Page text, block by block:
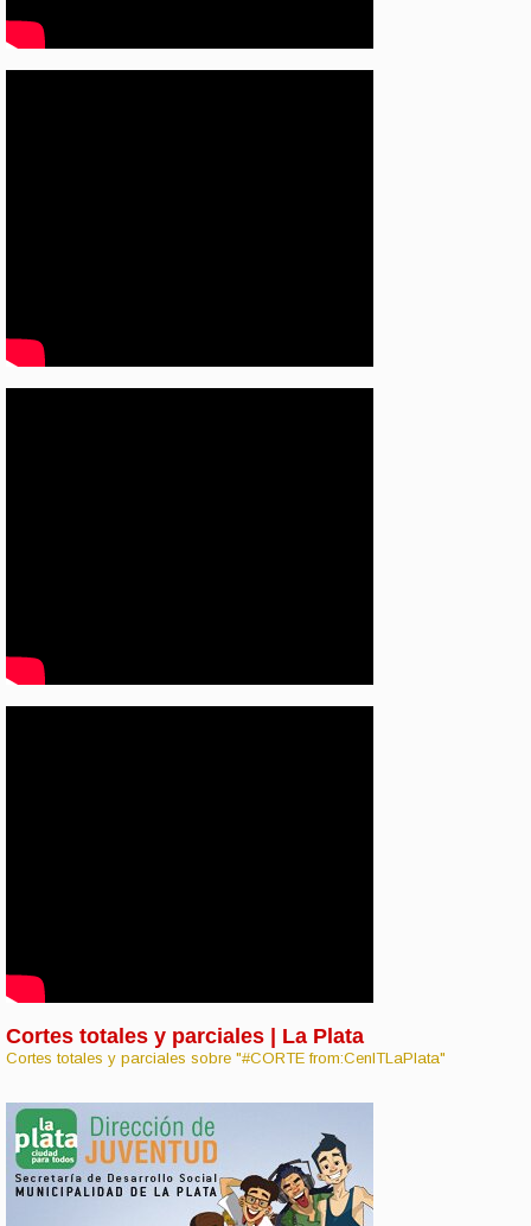
Cortes totales y parciales | La Plata
Cortes totales y parciales sobre "#CORTE from:CenITLaPlata"